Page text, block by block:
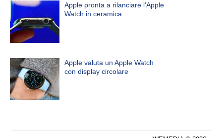
Apple pronta a rilanciare l’Apple
Watch in ceramica
Apple valuta un Apple Watch
con display circolare